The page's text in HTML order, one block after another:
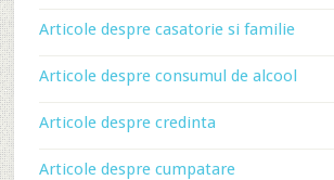
Articole despre casatorie si familie
Articole despre consumul de alcool
Articole despre credinta
Articole despre cumpatare